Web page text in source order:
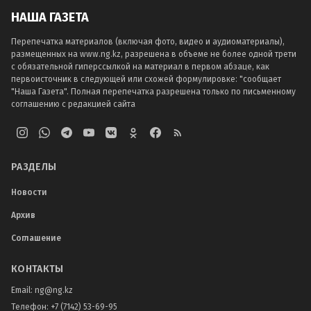
НАША ГАЗЕТА
Перепечатка материалов (включая фото, видео и аудиоматериалы),
размещенных на www.ng.kz, разрешена в объеме не более одной трети
с обязательной гиперссылкой на материал в первом абзаце, как
первоисточник в следующей или схожей формулировке: "сообщает
"Наша Газета". Полная перепечатка разрешена только по письменному
соглашению с редакцией сайта
РАЗДЕЛЫ
Новости
Архив
Соглашение
КОНТАКТЫ
Email: ng@ng.kz
Телефон: +7 (7142) 53-69-95